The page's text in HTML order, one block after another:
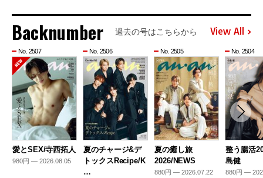
Backnumber 過去の号はこちらから View All
No. 2507
愛とSEX/寺西拓人
980円 — 2026.08.05
No. 2506
夏のチャージ&デ
トックスRecipe/K
…
No. 2505
夏の癒し旅
2026/NEWS
880円 — 2026.07.22
No. 2504
整う腸活
島健
880円 —